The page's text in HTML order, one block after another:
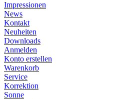
Impressionen
News
Kontakt
Neuheiten
Downloads
Anmelden
Konto erstellen
Warenkorb
Service
Korrektion
Sonne